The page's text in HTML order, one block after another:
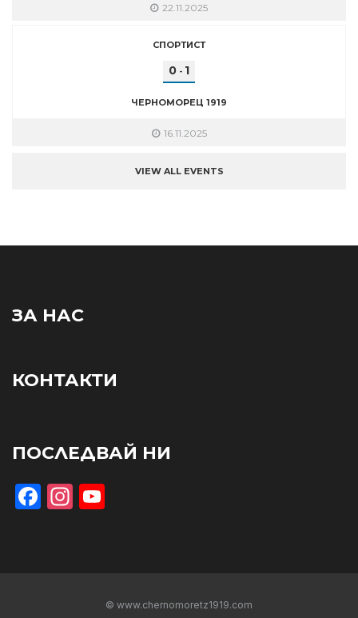
22.11.2025
СПОРТИСТ
0 - 1
ЧЕРНОМОРЕЦ 1919
16.11.2025
VIEW ALL EVENTS
ЗА НАС
КОНТАКТИ
ПОСЛЕДВАЙ НИ
Facebook
Instagram
© www.chernomoretz1919.com